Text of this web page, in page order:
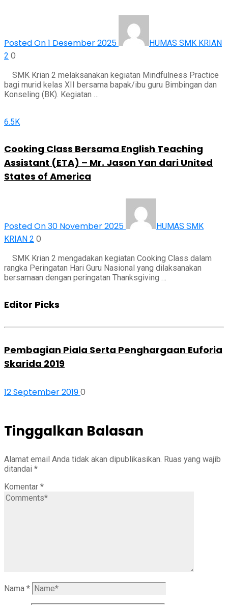
Posted On 1 Desember 2025
HUMAS SMK KRIAN
2 0
SMK Krian 2 melaksanakan kegiatan Mindfulness Practice
bagi murid kelas XII bersama bapak/ibu guru Bimbingan dan
Konseling (BK). Kegiatan …
6.5K
Cooking Class Bersama English Teaching
Assistant (ETA) – Mr. Jason Yan dari United
States of America
Posted On 30 November 2025
HUMAS SMK
KRIAN 2 0
SMK Krian 2 mengadakan kegiatan Cooking Class dalam
rangka Peringatan Hari Guru Nasional yang dilaksanakan
bersamaan dengan peringatan Thanksgiving …
Editor Picks
Pembagian Piala Serta Penghargaan Euforia
Skarida 2019
12 September 20190
Tinggalkan Balasan
Alamat email Anda tidak akan dipublikasikan. Ruas yang wajib
ditandai *
Komentar *
Nama *